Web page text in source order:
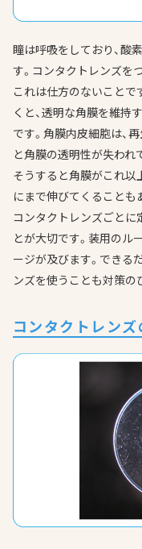
瞳は呼吸をしており、酸
す。コンタクトレンズを
これは仕方のないことで
くと、透明な角膜を維持
です。角膜内皮細胞は、
と角膜の透明性が失われ
そうすると角膜がこれ以
にまで伸びてくることも
コンタクトレンズごとに
とが大切です。装用のル
ージが及びます。できる
ンズを使うことも対策の
コンタクトレン